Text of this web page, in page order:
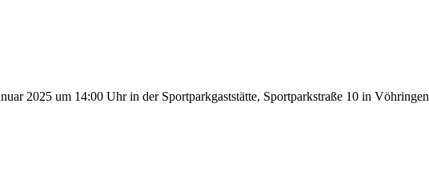
2025 um 14:00 Uhr in der Sportparkgaststätte, Sportparkstraße 10 in Vöhringen